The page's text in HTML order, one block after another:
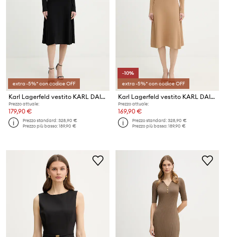
extra -5%* con codice OFF
Karl Lagerfeld vestito KARL DAILY
Prezzo attuale:
179,90 €
Prezzo standard:328,90 €
Prezzo più basso:189,90 €
-10%
extra -5%* con codice OFF
Karl Lagerfeld vestito KARL DAILY
Prezzo attuale:
169,90 €
Prezzo standard:328,90 €
Prezzo più basso:189,90 €